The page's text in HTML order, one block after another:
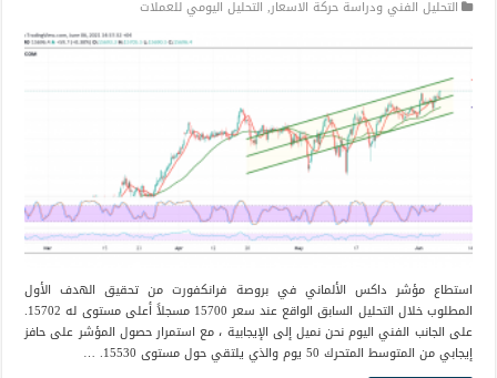
التحليل الفني ودراسة حركة الاسعار, التحليل اليومي للعملات
استطاع مؤشر داكس الألماني في بروصة فرانكفورت من تحقيق الهدف الأول
المطلوب خلال التحليل السابق الواقع عند سعر 15700 مسجلاً أعلى مستوى له 15702.
على الجانب الفني اليوم نحن نميل إلى الإيجابية ، مع استمرار حصول المؤشر على حافز
إيجابي من المتوسط المتحرك 50 يوم والذي يلتقي حول مستوى 15530. …